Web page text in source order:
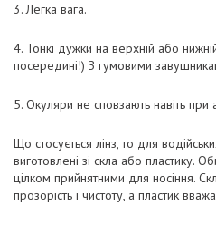
3. Легка вага.
4. Тонкі дужки на верхній або
посередині!) З гумовими
5. Окуляри не сповзають навіть при
Що стосується лінз, то для
виготовлені зі скла або пластику.
цілком прийнятними для носіння.
прозорість і чистоту, а пластик